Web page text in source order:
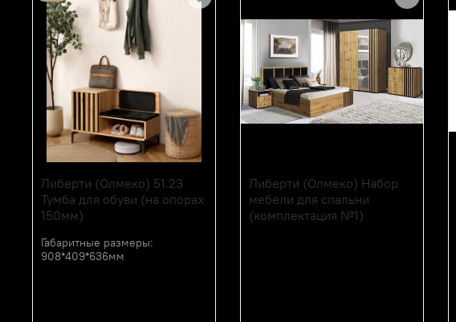
Либерти (Олмеко) 51.23
Тумба для обуви (на опорах
150мм)
Габаритные размеры:
908*409*636мм
Либерти (Олмеко) Набор
мебели для спальни
(комплектация №1)